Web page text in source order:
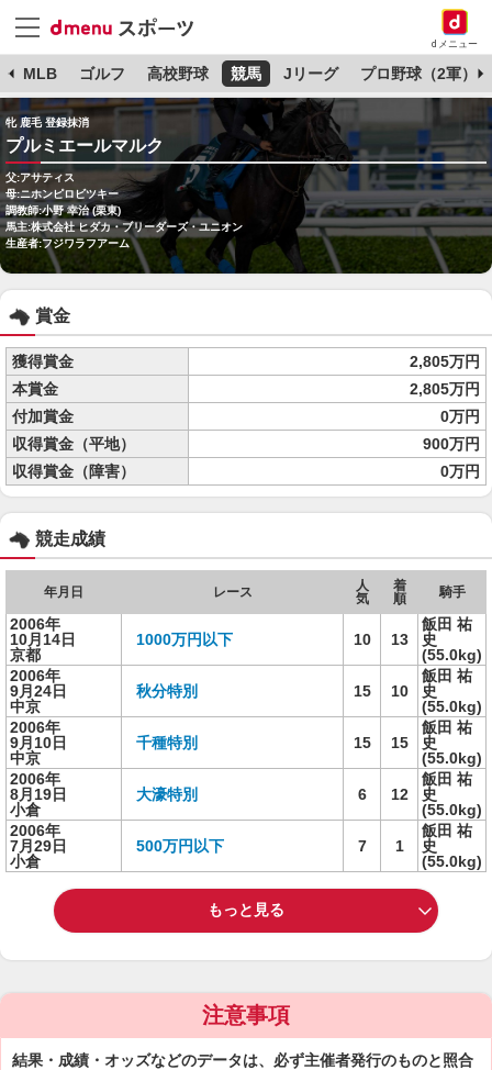
dメニュー
MLB ゴルフ 高校野球 競馬 Jリーグ プロ野球（2軍）
牝 鹿毛 登録抹消
プルミエールマルク
父:アサティス
母:ニホンピロビツキー
調教師:小野 幸治 (栗東)
馬主:株式会社 ヒダカ・ブリーダーズ・ユニオン
生産者:フジワラフアーム
賞金
獲得賞金
2,805万円
本賞金
2,805万円
付加賞金
0万円
収得賞金（平地）
900万円
収得賞金（障害）
0万円
競走成績
年月日 レース
人
気
着
順
騎手
2006年
10月14日
京都
1000万円以下 10 13
飯田 祐
史
(55.0kg)
2006年
9月24日
中京
秋分特別 15 10
飯田 祐
史
(55.0kg)
2006年
9月10日
中京
千種特別 15 15
飯田 祐
史
(55.0kg)
2006年
8月19日
小倉
大濠特別 6 12
飯田 祐
史
(55.0kg)
2006年
7月29日
小倉
500万円以下 7 1
飯田 祐
史
(55.0kg)
もっと見る
注意事項
結果・成績・オッズなどのデータは、必ず主催者発行のものと照合